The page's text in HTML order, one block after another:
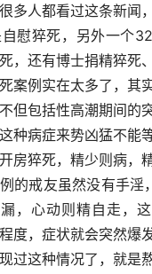
多人都看过这条新闻
慰猝死，另外一个
，还有博士捐精猝死
案例实在太多了，其
但包括性高潮期间的
种病症来势凶猛不能
房猝死，精少则病，
的戒友虽然没有手淫
，心动则精自走，
度，症状就会突然爆
过这种情况了，就是